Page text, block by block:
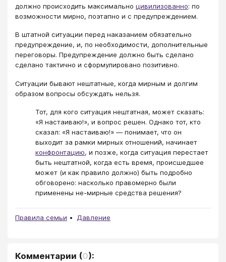
должно происходить максимально цивилизованно: по
возможности мирно, поэтапно и с предупреждением.
В штатной ситуации перед наказанием обязательно
предупреждение, и, по необходимости, дополнительные
переговоры. Предупреждение должно быть сделано
сделано тактично и сформулировано позитивно.
Ситуации бывают нештатные, когда мирным и долгим
образом вопросы обсуждать нельзя.
Тот, для кого ситуация нештатная, может сказать:
«Я настаиваю!», и вопрос решен. Однако тот, кто
сказал: «Я настаиваю!» — понимает, что он
выходит за рамки мирных отношений, начинает
конфронтацию, и позже, когда ситуация перестает
быть нештатной, когда есть время, происшедшее
может (и как правило должно) быть подробно
обговорено: насколько правомерно были
применены не-мирные средства решения?
Правила семьи Давление
Комментарии (0):